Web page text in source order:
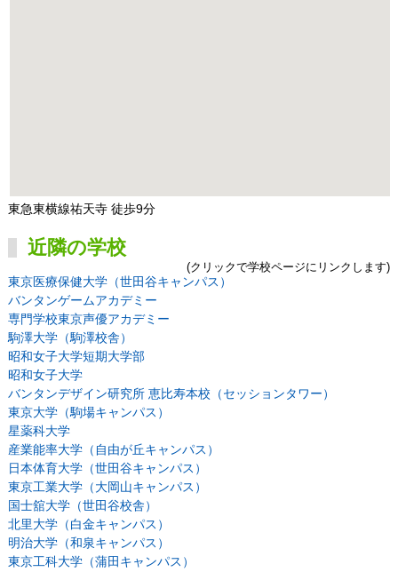
東急東横線祐天寺 徒歩9分
近隣の学校
(クリックで学校ページにリンクします)
東京医療保健大学（世田谷キャンパス）
バンタンゲームアカデミー
専門学校東京声優アカデミー
駒澤大学（駒澤校舎）
昭和女子大学短期大学部
昭和女子大学
バンタンデザイン研究所 恵比寿本校（セッションタワー）
東京大学（駒場キャンパス）
星薬科大学
産業能率大学（自由が丘キャンパス）
日本体育大学（世田谷キャンパス）
東京工業大学（大岡山キャンパス）
国士舘大学（世田谷校舎）
北里大学（白金キャンパス）
明治大学（和泉キャンパス）
東京工科大学（蒲田キャンパス）